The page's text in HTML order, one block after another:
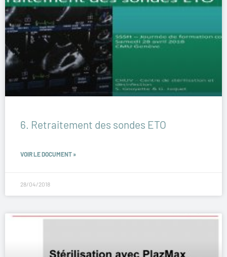
6. Retraitement des sondes ETO
VOIR LE DOCUMENT »
28/04/2018